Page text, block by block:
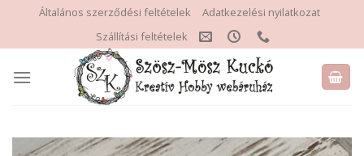
content
Általános szerződési feltételek
Adatkezelési nyilatkozat
Szállítási feltételek